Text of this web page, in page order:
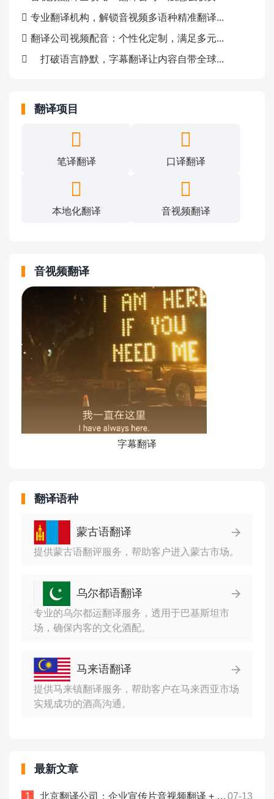
专业翻译机构，解锁音视频多语种精准翻译...
翻译公司视频配音：个性化定制，满足多元...
打破语言静默，字幕翻译让内容自带全球...
翻译项目
笔译翻译 口译翻译
本地化翻译 音视频翻译
音视频翻译
字幕翻译
翻译语种
蒙古语翻译
提供蒙古语翻评服务，帮助客户进入蒙古市场。
乌尔都语翻译
专业的乌尔都运翻译服务，透用于巴基斯坦市
场，确保内客的文化酒配。
马来语翻译
提供马来镇翻译服务，帮助客户在马来西亚市场
实规成功的酒高沟通。
最新文章
北京翻译公司：企业宣传片音视频翻译 + 字幕制作一站式！众赞翻译 07-13